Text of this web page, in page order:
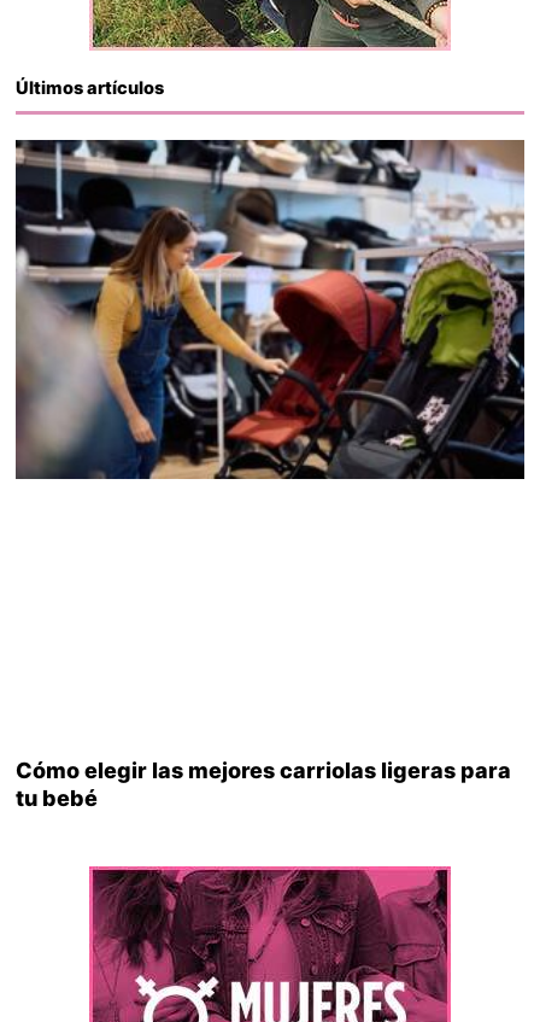
Últimos artículos
Cómo elegir las mejores carriolas ligeras para
tu bebé